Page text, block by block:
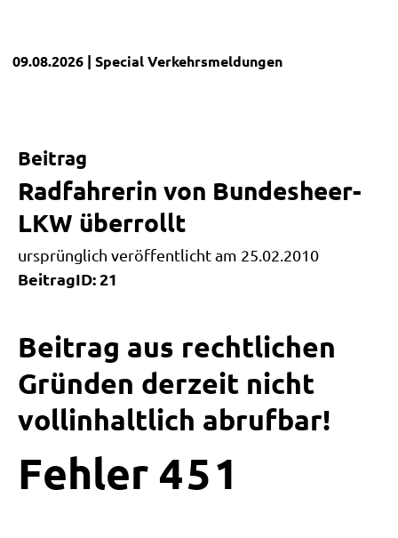
09.08.2026 | SpecialVerkehrsmeldungen
Beitrag
Radfahrerin von Bundesheer-
LKW überrollt
ursprünglich veröffentlicht am 25.02.2010
BeitragID: 21
Beitrag aus rechtlichen
Gründen derzeit nicht
vollinhaltlich abrufbar!
Fehler 4 5 1